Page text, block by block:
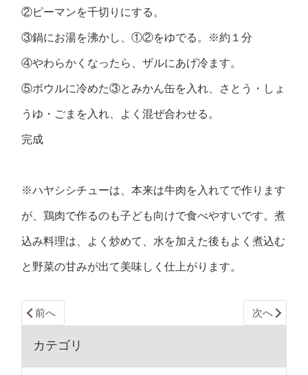
②ピーマンを千切りにする。
③鍋にお湯を沸かし、①②をゆでる。※約１分
④やわらかくなったら、ザルにあげ冷ます。
⑤ボウルに冷めた③とみかん缶を入れ、さとう・しょ
うゆ・ごまを入れ、よく混ぜ合わせる。
完成
※ハヤシシチューは、本来は牛肉を入れてで作ります
が、鶏肉で作るのも子ども向けで食べやすいです。煮
込み料理は、よく炒めて、水を加えた後もよく煮込む
と野菜の甘みが出て美味しく仕上がります。
前へ 次へ
カテゴリ